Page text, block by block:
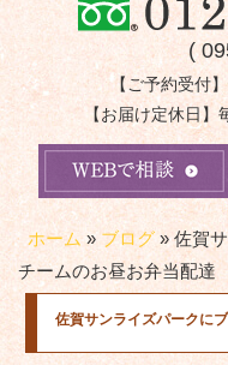
プ
(
【ご予約受付
【お届け定休日】
ホーム» ブログ» 佐賀
チームのお昼お弁当配達
佐賀サンライズパークに